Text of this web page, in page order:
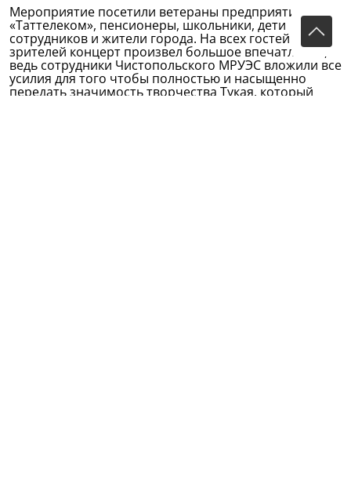
Мероприятие посетили ветераны предприятия
«Таттелеком», пенсионеры, школьники, дети
сотрудников и жители города. На всех гостей и
зрителей концерт произвел большое впечатление,
ведь сотрудники Чистопольского МРУЭС вложили все
усилия для того чтобы полностью и насыщенно
передать значимость творчества Тукая, который